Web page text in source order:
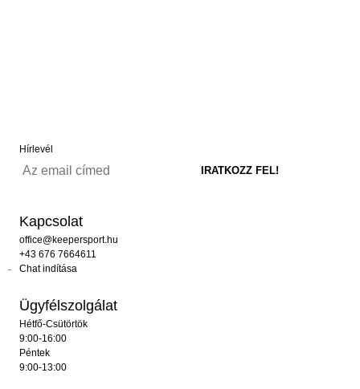
Hírlevél
Kapcsolat
office@keepersport.hu
+43 676 7664611
Chat indítása
Ügyfélszolgálat
Hétfő-Csütörtök
9:00-16:00
Péntek
9:00-13:00